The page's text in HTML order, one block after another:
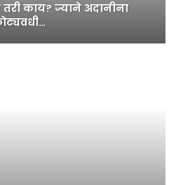
तरी काय? ज्याने अदानीना